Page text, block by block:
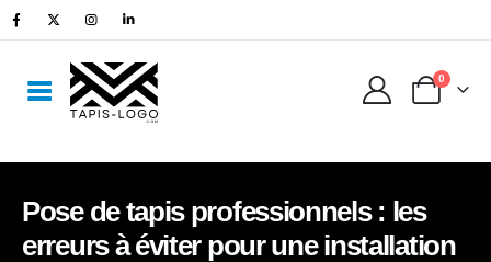
0
Pose de tapis professionnels : les
erreurs à éviter pour une installation